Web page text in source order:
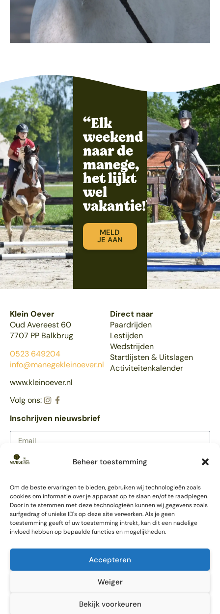
Beheer toestemming
Om de beste ervaringen te bieden, gebruiken wij technologieën zoals
cookies om informatie over je apparaat op te slaan en/of te raadplegen.
Door in te stemmen met deze technologieën kunnen wij gegevens zoals
surfgedrag of unieke ID's op deze site verwerken. Als je geen
toestemming geeft of uw toestemming intrekt, kan dit een nadelige
invloed hebben op bepaalde functies en mogelijkheden.
Accepteren
Weiger
Bekijk voorkeuren
“Elk
weekend
naar de
manege,
het lijkt
wel
vakantie!”
MELD
JE AAN
Klein Oever
Oud Avereest 60
7707 PP Balkbrug
0523 649204
info@manegekleinoever.nl
www.kleinoever.nl
Volg ons:
Direct naar
Paardrijden
Lestijden
Wedstrijden
Startlijsten & Uitslagen
Activiteitenkalender
Inschrijven nieuwsbrief
AANMELDEN
Partycentrum
Trouwlocatie
Ponykamp
Survivalkamp
Schoolkamp
Accommodatie